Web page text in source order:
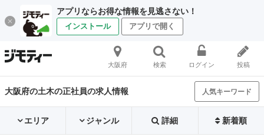
アプリならお得な情報を見逃さない！
インストール アプリで開く
大阪府 検索 ログイン 投稿
大阪府の土木の正社員の求人情報 人気キーワード
エリア ジャンル 詳細 新着順